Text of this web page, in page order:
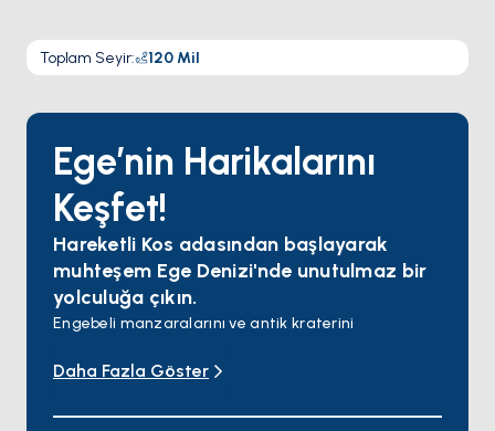
Toplam Seyir: 120 Mil
Ege’nin Harikalarını
Keşfet!
Hareketli Kos adasından başlayarak
muhteşem Ege Denizi'nde unutulmaz bir
yolculuğa çıkın.
Engebeli manzaralarını ve antik kraterini
harikalarına bırakın. İkonik Stefanos Krateri'ni
ardından adanın el değmemiş plajlarında
Daha Fazla Göster